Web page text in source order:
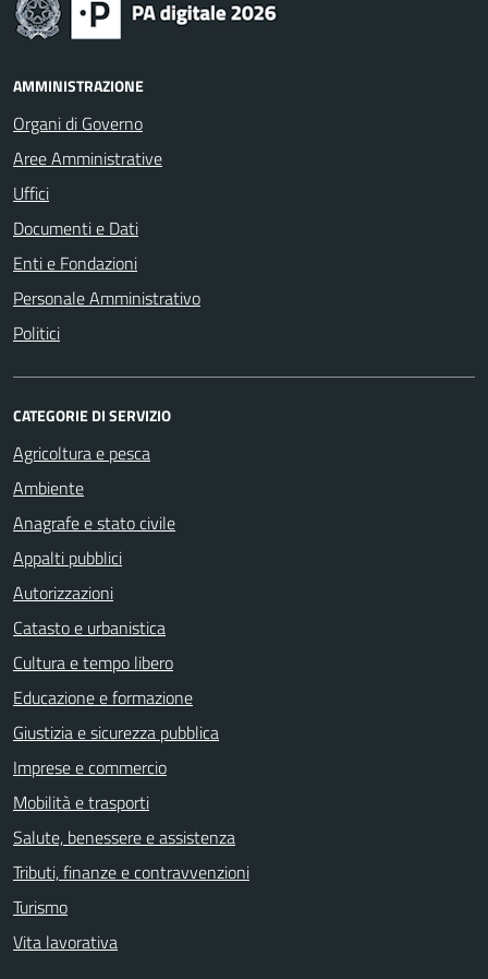
AMMINISTRAZIONE
Organi di Governo
Aree Amministrative
Uffici
Documenti e Dati
Enti e Fondazioni
Personale Amministrativo
Politici
CATEGORIE DI SERVIZIO
Agricoltura e pesca
Ambiente
Anagrafe e stato civile
Appalti pubblici
Autorizzazioni
Catasto e urbanistica
Cultura e tempo libero
Educazione e formazione
Giustizia e sicurezza pubblica
Imprese e commercio
Mobilità e trasporti
Salute, benessere e assistenza
Tributi, finanze e contravvenzioni
Turismo
Vita lavorativa